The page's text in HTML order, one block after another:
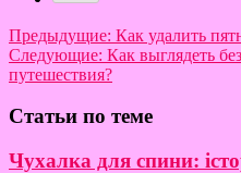
Предыдущие: Как удалить
Следующие: Как выглядеть
путешествия?
Статьи по теме
Чухалка для спини: